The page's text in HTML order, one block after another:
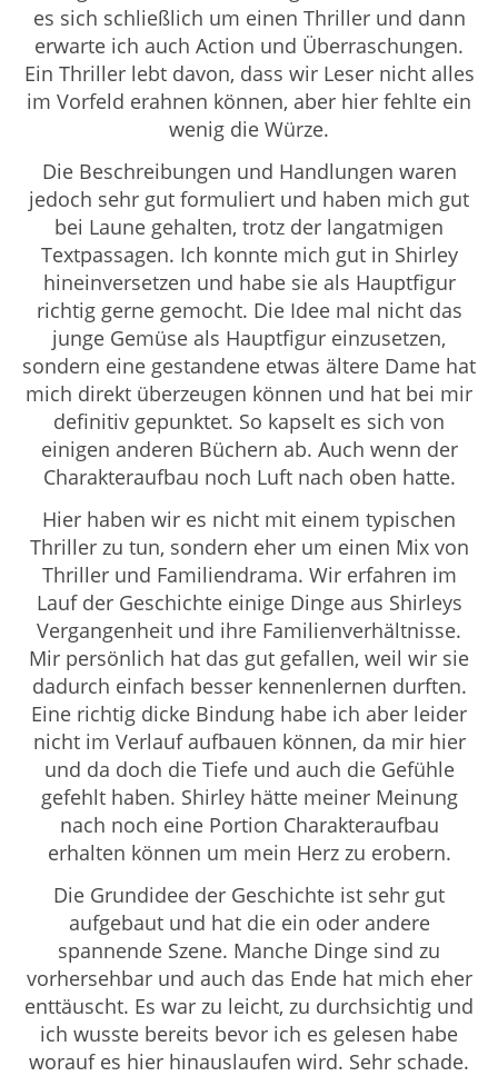
es sich schließlich um einen Thriller und dann
erwarte ich auch Action und Überraschungen.
Ein Thriller lebt davon, dass wir Leser nicht alles
im Vorfeld erahnen können, aber hier fehlte ein
wenig die Würze.
Die Beschreibungen und Handlungen waren
jedoch sehr gut formuliert und haben mich gut
bei Laune gehalten, trotz der langatmigen
Textpassagen. Ich konnte mich gut in Shirley
hineinversetzen und habe sie als Hauptfigur
richtig gerne gemocht. Die Idee mal nicht das
junge Gemüse als Hauptfigur einzusetzen,
sondern eine gestandene etwas ältere Dame hat
mich direkt überzeugen können und hat bei mir
definitiv gepunktet. So kapselt es sich von
einigen anderen Büchern ab. Auch wenn der
Charakteraufbau noch Luft nach oben hatte.
Hier haben wir es nicht mit einem typischen
Thriller zu tun, sondern eher um einen Mix von
Thriller und Familiendrama. Wir erfahren im
Lauf der Geschichte einige Dinge aus Shirleys
Vergangenheit und ihre Familienverhältnisse.
Mir persönlich hat das gut gefallen, weil wir sie
dadurch einfach besser kennenlernen durften.
Eine richtig dicke Bindung habe ich aber leider
nicht im Verlauf aufbauen können, da mir hier
und da doch die Tiefe und auch die Gefühle
gefehlt haben. Shirley hätte meiner Meinung
nach noch eine Portion Charakteraufbau
erhalten können um mein Herz zu erobern.
Die Grundidee der Geschichte ist sehr gut
aufgebaut und hat die ein oder andere
spannende Szene. Manche Dinge sind zu
vorhersehbar und auch das Ende hat mich eher
enttäuscht. Es war zu leicht, zu durchsichtig und
ich wusste bereits bevor ich es gelesen habe
worauf es hier hinauslaufen wird. Sehr schade.